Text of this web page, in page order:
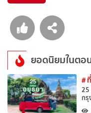
ยอดนิยมในตอ
#
25
กรุ